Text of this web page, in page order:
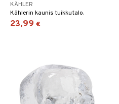
KÄHLER
Kählerin kaunis tuikkutalo.
23,99 €